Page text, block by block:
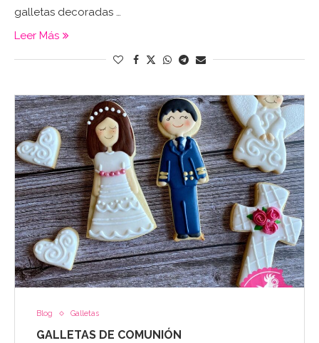
galletas decoradas …
Leer Más
Blog Galletas
GALLETAS DE COMUNIÓN